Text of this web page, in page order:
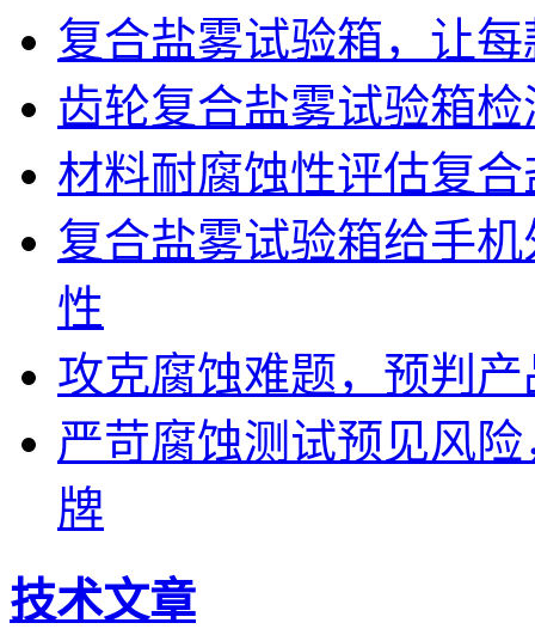
复合盐雾试验箱，让
齿轮复合盐雾试验箱
材料耐腐蚀性评估复
复合盐雾试验箱给手
性
攻克腐蚀难题，预判
严苛腐蚀测试预见风
牌
技术文章